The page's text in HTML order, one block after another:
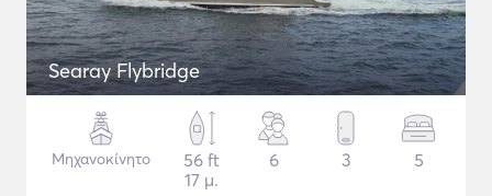
Searay Flybridge
Μηχανοκίνητο
56 ft
17 μ.
6 3 5